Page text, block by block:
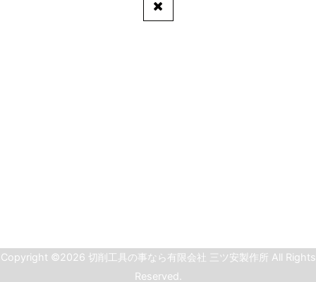
Copyright ©2026 切削工具の事なら有限会社 三ツ安製作所 All Rights
Reserved.